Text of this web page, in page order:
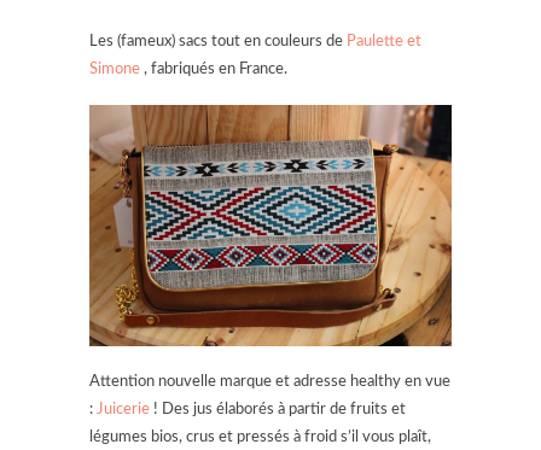
Les (fameux) sacs tout en couleurs de Paulette et
Simone , fabriqués en France.
Attention nouvelle marque et adresse healthy en vue
: Juicerie ! Des jus élaborés à partir de fruits et
légumes bios, crus et pressés à froid s’il vous plaît,